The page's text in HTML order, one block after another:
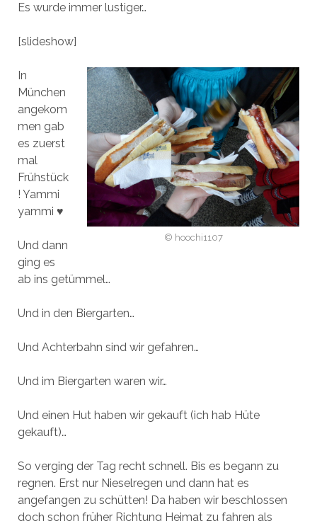
Es wurde immer lustiger…
[slideshow]
© hoochi1107
In
München
angekom
men gab
es zuerst
mal
Frühstück
! Yammi
yammi ♥
Und dann
ging es
ab ins getümmel…
Und in den Biergarten…
Und Achterbahn sind wir gefahren…
Und im Biergarten waren wir…
Und einen Hut haben wir gekauft (ich hab Hüte
gekauft)…
So verging der Tag recht schnell. Bis es begann zu
regnen. Erst nur Nieselregen und dann hat es
angefangen zu schütten! Da haben wir beschlossen
doch schon früher Richtung Heimat zu fahren als